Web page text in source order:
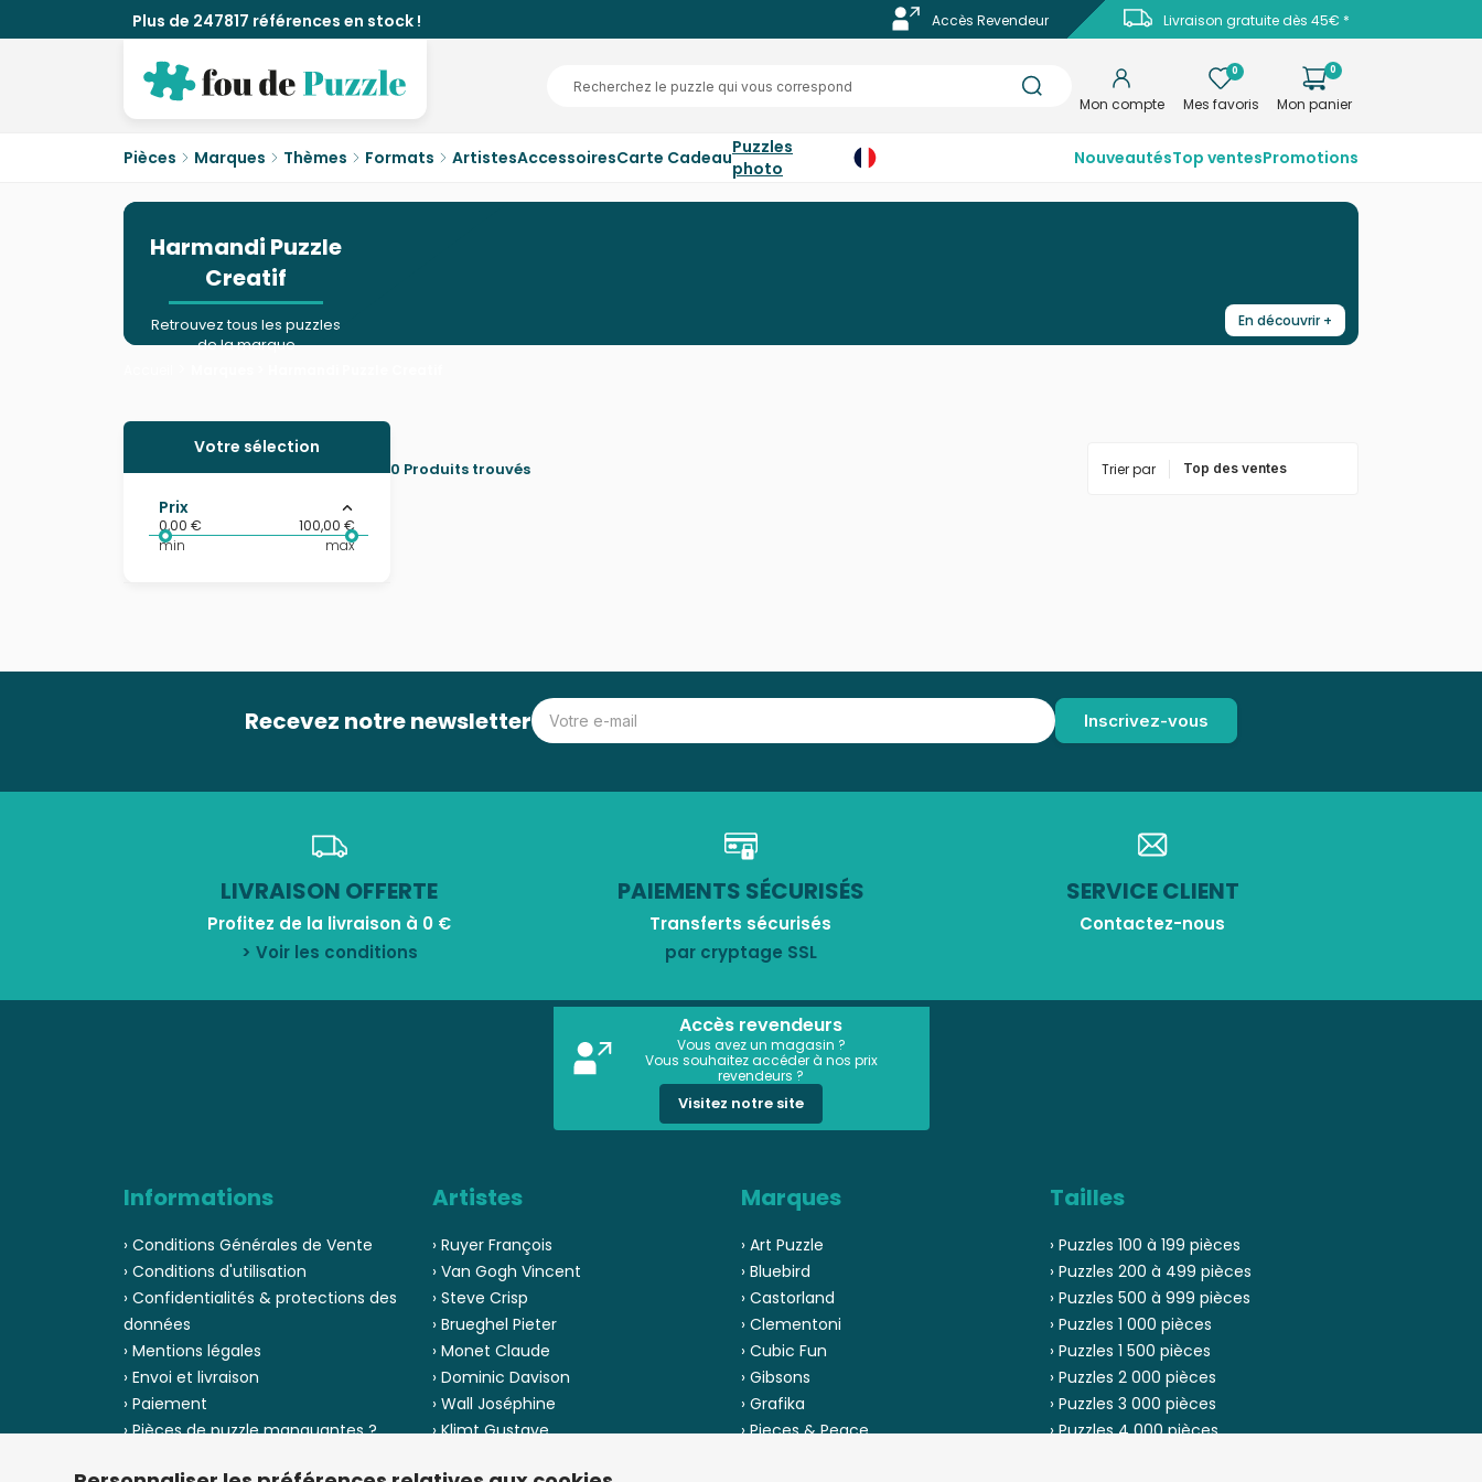
Plus de 247817 références en stock ! Livraison gratuite dès 45€ *
Accès Revendeur
Mon compte
0
Mes favoris
0
Mon panier
Pièces Marques Thèmes Formats ArtistesAccessoiresCarte CadeauPuzzles
photo
NouveautésTop ventesPromotions
Harmandi Puzzle
Creatif
Retrouvez tous les puzzles
de la marque
En découvrir +
0 Produits trouvés Trier par
Votre sélection
Prix
0,00 €
100,00 €
min
max
Recevez notre newsletter
LIVRAISON OFFERTE
Profitez de la livraison à 0 €
> Voir les conditions
PAIEMENTS SÉCURISÉS
Transferts sécurisés
par cryptage SSL
SERVICE CLIENT
Contactez-nous
Accès revendeurs
Vous avez un magasin ?
Vous souhaitez accéder à nos prix
revendeurs ?
Visitez notre site
Informations
› Conditions Générales de Vente
› Conditions d'utilisation
› Confidentialités & protections des
données
› Mentions légales
› Envoi et livraison
› Paiement
› Pièces de puzzle manquantes ?
Artistes
› Ruyer François
› Van Gogh Vincent
› Steve Crisp
› Brueghel Pieter
› Monet Claude
› Dominic Davison
› Wall Joséphine
› Klimt Gustave
Marques
› Art Puzzle
› Bluebird
› Castorland
› Clementoni
› Cubic Fun
› Gibsons
› Grafika
› Pieces & Peace
Tailles
› Puzzles 100 à 199 pièces
› Puzzles 200 à 499 pièces
› Puzzles 500 à 999 pièces
› Puzzles 1 000 pièces
› Puzzles 1 500 pièces
› Puzzles 2 000 pièces
› Puzzles 3 000 pièces
› Puzzles 4 000 pièces